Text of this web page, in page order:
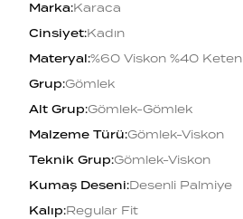
Marka:Karaca
Cinsiyet:Kadın
Materyal:%60 Viskon %40 Keten
Grup:Gömlek
Alt Grup:Gömlek-Gömlek
Malzeme Türü:Gömlek-Viskon
Teknik Grup:Gömlek-Viskon
Kumaş Deseni:Desenli Palmiye
Kalıp:Regular Fit